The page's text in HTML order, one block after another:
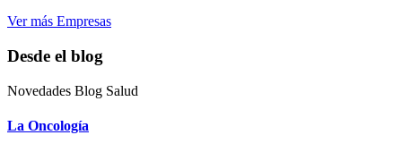
Ver más Empresas
Desde el blog
Novedades Blog Salud
La Oncología